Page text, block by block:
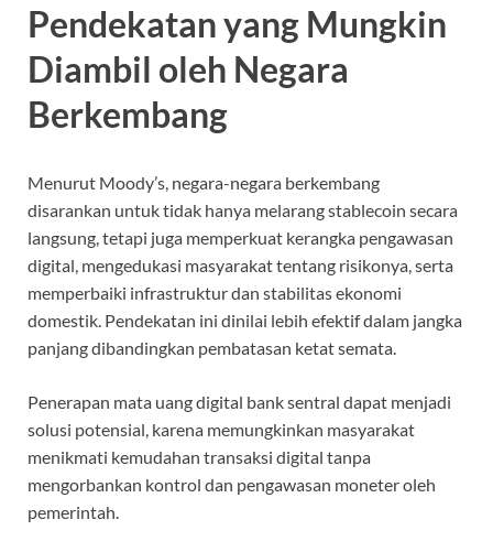
Pendekatan yang Mungkin
Diambil oleh Negara
Berkembang
Menurut Moody’s, negara-negara berkembang
disarankan untuk tidak hanya melarang stablecoin secara
langsung, tetapi juga memperkuat kerangka pengawasan
digital, mengedukasi masyarakat tentang risikonya, serta
memperbaiki infrastruktur dan stabilitas ekonomi
domestik. Pendekatan ini dinilai lebih efektif dalam jangka
panjang dibandingkan pembatasan ketat semata.
Penerapan mata uang digital bank sentral dapat menjadi
solusi potensial, karena memungkinkan masyarakat
menikmati kemudahan transaksi digital tanpa
mengorbankan kontrol dan pengawasan moneter oleh
pemerintah.